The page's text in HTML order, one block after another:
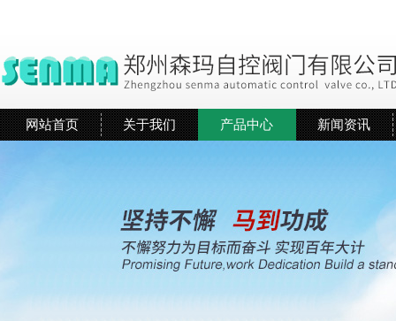
网站首页 关于我们 产品中心 新闻资讯